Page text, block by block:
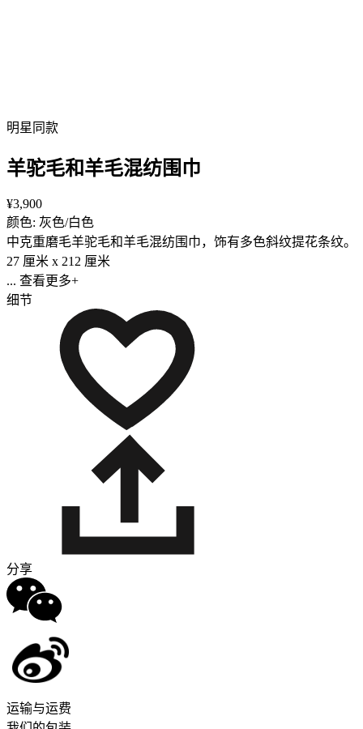
明星同款
羊驼毛和羊毛混纺围巾
¥3,900
颜色: 灰色/白色
中克重磨毛羊驼毛和羊毛混纺围巾，饰有多色斜纹提花条纹。
27 厘米 x 212 厘米
... 查看更多+
细节
分享
运输与运费